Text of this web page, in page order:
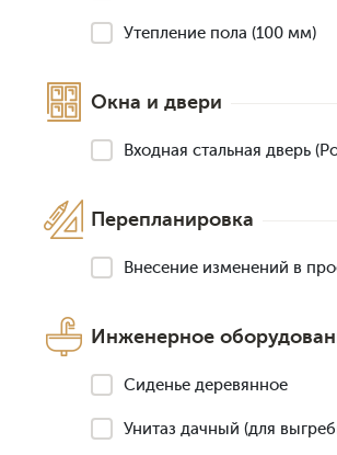
Утепление пола (100 мм)
Окна и двери
Входная стальная дверь
Перепланировка
Внесение изменений в
Инженерное
Сиденье деревянное
Унитаз дачный (для